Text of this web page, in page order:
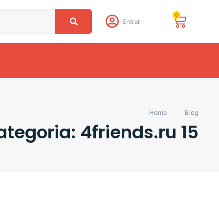
Entrar
0
Home Blog
4friends.ru 15